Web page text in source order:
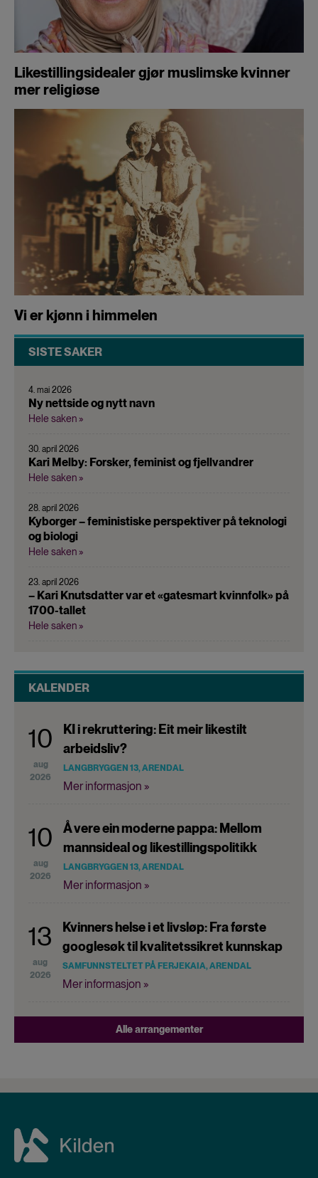
Likestillingsidealer gjør muslimske kvinner
mer religiøse
Vi er kjønn i himmelen
SISTE SAKER
4. mai 2026
Ny nettside og nytt navn
Hele saken »
30. april 2026
Kari Melby: Forsker, feminist og fjellvandrer
Hele saken »
28. april 2026
Kyborger – feministiske perspektiver på teknologi
og biologi
Hele saken »
23. april 2026
– Kari Knutsdatter var et «gatesmart kvinnfolk» på
1700-tallet
Hele saken »
KALENDER
10
aug
2026
KI i rekruttering: Eit meir likestilt
arbeidsliv?
LANGBRYGGEN 13, ARENDAL
Mer informasjon »
10
aug
2026
Å vere ein moderne pappa: Mellom
mannsideal og likestillingspolitikk
LANGBRYGGEN 13, ARENDAL
Mer informasjon »
13
aug
2026
Kvinners helse i et livsløp: Fra første
googlesøk til kvalitetssikret kunnskap
SAMFUNNSTELTET PÅ FERJEKAIA, ARENDAL
Mer informasjon »
Alle arrangementer